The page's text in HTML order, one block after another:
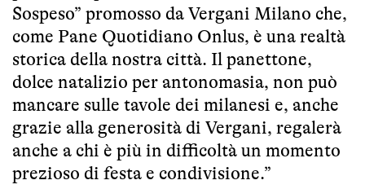
Sospeso” promosso da Vergani Milano che,
come Pane Quotidiano Onlus, è una realtà
storica della nostra città. Il panettone,
dolce natalizio per antonomasia, non può
mancare sulle tavole dei milanesi e, anche
grazie alla generosità di Vergani, regalerà
anche a chi è più in difficoltà un momento
prezioso di festa e condivisione.”